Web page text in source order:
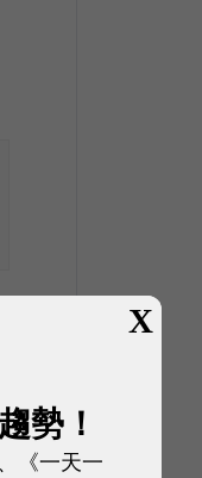
X
勢！
《一天一